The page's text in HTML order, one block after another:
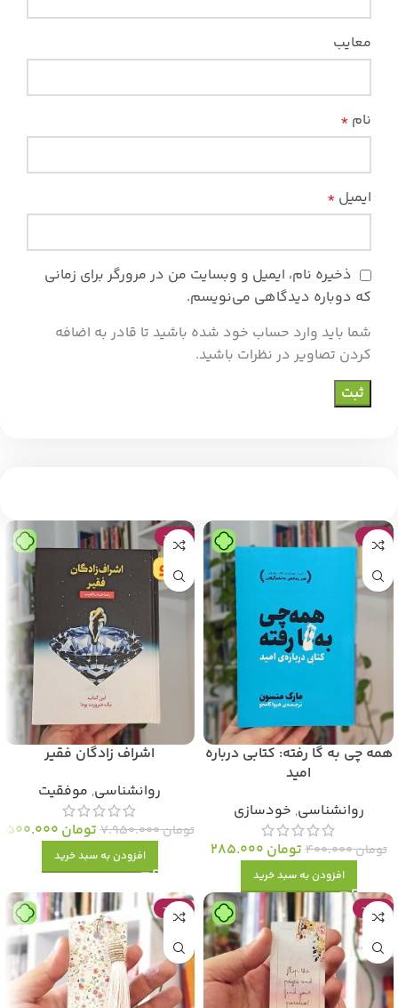
معایب
نام *
ایمیل *
ذخیره نام، ایمیل و وبسایت من در مرورگر برای زمانی
که دوباره دیدگاهی می‌نویسم.
شما باید وارد حساب خود شده باشید تا قادر به اضافه
کردن تصاویر در نظرات باشید.
-29%
همه چی به گا رفته: کتابی درباره
امید
روانشناسی, خودسازی
تومان400.000 تومان
افزودن به سبد خرید
-94%
اشراف زادگان فقیر
روانشناسی, موفقیت
تومان7.950.000 تومان
افزودن به سبد خرید
-47%
-47%